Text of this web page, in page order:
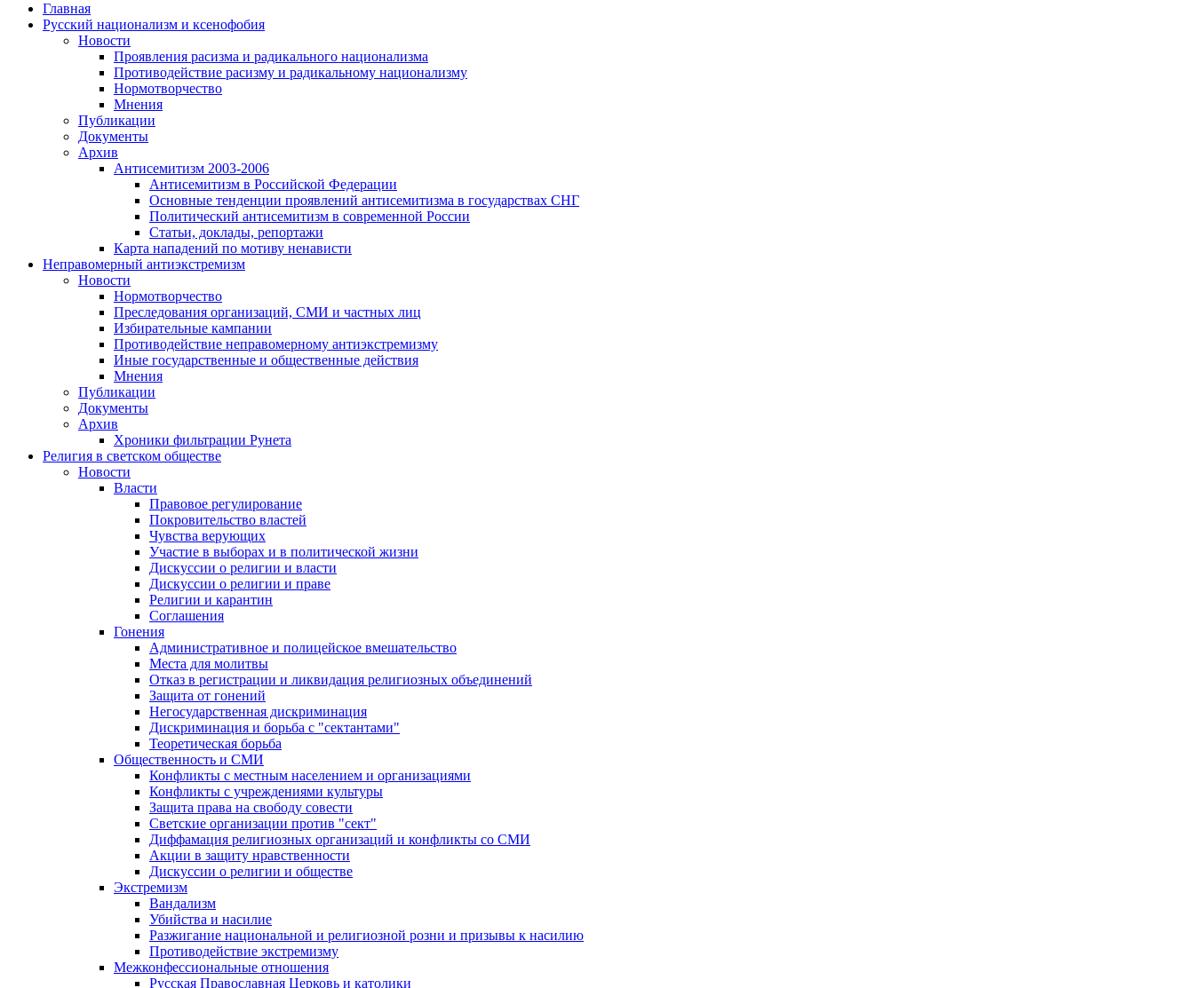
Главная
Русский национализм и ксенофобия
Новости
Проявления расизма и радикального национализма
Противодействие расизму и радикальному национализму
Нормотворчество
Мнения
Публикации
Документы
Архив
Антисемитизм 2003-2006
Антисемитизм в Российской Федерации
Основные тенденции проявлений антисемитизма в государствах СНГ
Политический антисемитизм в современной России
Статьи, доклады, репортажи
Карта нападений по мотиву ненависти
Неправомерный антиэкстремизм
Новости
Нормотворчество
Преследования организаций, СМИ и частных лиц
Избирательные кампании
Противодействие неправомерному антиэкстремизму
Иные государственные и общественные действия
Мнения
Публикации
Документы
Архив
Хроники фильтрации Рунета
Религия в светском обществе
Новости
Власти
Правовое регулирование
Покровительство властей
Чувства верующих
Участие в выборах и в политической жизни
Дискуссии о религии и власти
Дискуссии о религии и праве
Религии и карантин
Соглашения
Гонения
Административное и полицейское вмешательство
Места для молитвы
Отказ в регистрации и ликвидация религиозных объединений
Защита от гонений
Негосударственная дискриминация
Дискриминация и борьба с "сектантами"
Теоретическая борьба
Общественность и СМИ
Конфликты с местным населением и организациями
Конфликты с учреждениями культуры
Защита права на свободу совести
Светские организации против "сект"
Диффамация религиозных организаций и конфликты со СМИ
Акции в защиту нравственности
Дискуссии о религии и обществе
Экстремизм
Вандализм
Убийства и насилие
Разжигание национальной и религиозной розни и призывы к насилию
Противодействие экстремизму
Межконфессиональные отношения
Русская Православная Церковь и католики